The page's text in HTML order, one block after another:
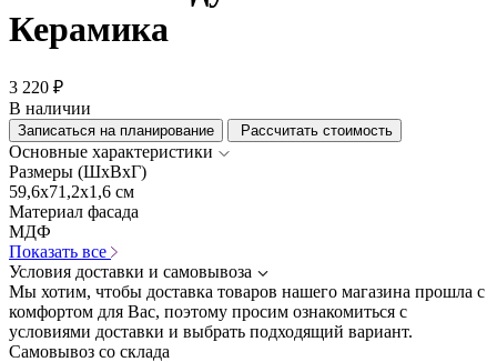
Керамика
3 220 ₽
В наличии
Записаться на планирование Рассчитать стоимость
Основные характеристики
Размеры (ШхВхГ)
59,6x71,2x1,6 см
Материал фасада
МДФ
Показать все
Условия доставки и самовывоза
Мы хотим, чтобы доставка товаров нашего магазина прошла с
комфортом для Вас, поэтому просим ознакомиться с
условиями доставки и выбрать подходящий вариант.
Самовывоз со склада